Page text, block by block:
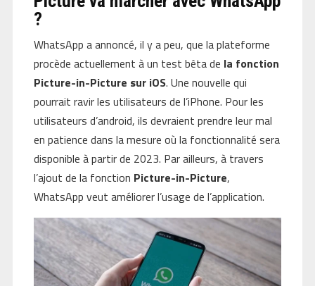
?
WhatsApp a annoncé, il y a peu, que la plateforme
procède actuellement à un test bêta de la fonction
Picture-in-Picture sur iOS. Une nouvelle qui
pourrait ravir les utilisateurs de l’iPhone. Pour les
utilisateurs d’android, ils devraient prendre leur mal
en patience dans la mesure où la fonctionnalité sera
disponible à partir de 2023. Par ailleurs, à travers
l’ajout de la fonction Picture-in-Picture,
WhatsApp veut améliorer l’usage de l’application.